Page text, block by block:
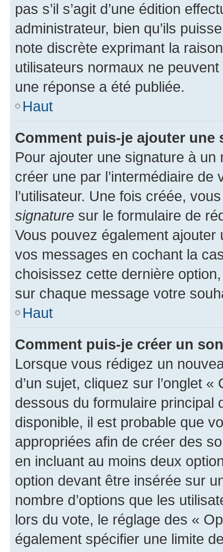
pas s’il s’agit d’une édition
administrateur, bien qu’ils
note discrète exprimant la
utilisateurs normaux ne
une réponse a été publiée.
Haut
Comment puis-je ajouter une
Pour ajouter une signature à un
créer une par l’intermédiaire
l’utilisateur. Une fois créée,
signature sur le formulaire de
Vous pouvez également
vos messages en cochant la
choisissez cette dernière
sur chaque message votre
Haut
Comment puis-je créer un
Lorsque vous rédigez un
d’un sujet, cliquez sur l’onglet
dessous du formulaire principal
disponible, il est probable que
appropriées afin de créer des
en incluant au moins deux
option devant être insérée sur
nombre d’options que les
lors du vote, le réglage des «
également spécifier une limite